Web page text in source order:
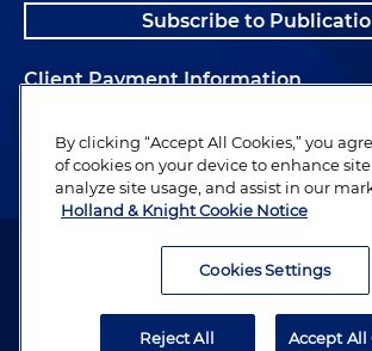
Subscribe to
Client Payment Information
Alumni
Attorney Advertising. Copyright © 1996–2026
By clicking “Accept All Cookies,” you
of cookies on your device to enhance
analyze site usage, and assist in our
Holland & Knight Cookie Notice
Cookies Settings
Reject All Accept All